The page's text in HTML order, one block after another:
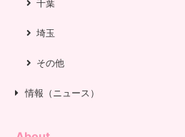
千葉
埼玉
その他
情報（ニュース）